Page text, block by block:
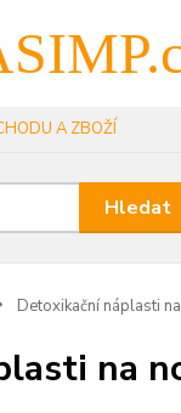
A ZBOŽÍ
Hledat
Detoxikační náplasti
na